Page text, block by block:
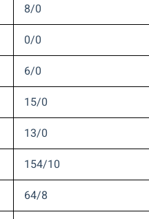
8/0
0/0
6/0
15/0
13/0
154/10
64/8